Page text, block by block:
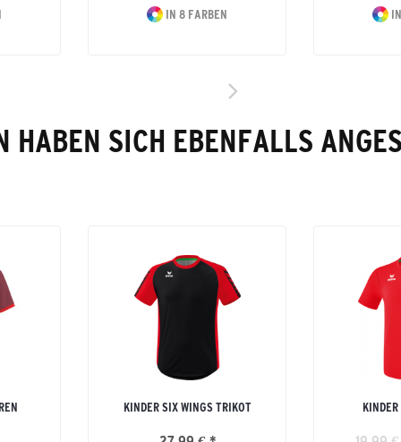
IN 8 FARBEN
HABEN SICH EBENFALLS
KINDER SIX WINGS TRIKOT